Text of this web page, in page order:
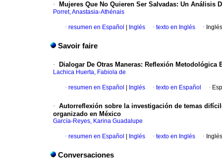
· Mujeres Que No Quieren Ser Salvadas: Un Análisis
Porret, Anastasia-Athénais
· resumen en Español Inglés · texto en Inglés ·
Savoir faire
· Dialogar De Otras Maneras: Reflexión
Lachica Huerta, Fabiola de
· resumen en Español Inglés · texto en Español ·
· Autorreflexión sobre la investigación de temas
organizado en México
García-Reyes, Karina Guadalupe
· resumen en Español Inglés · texto en Inglés ·
Conversaciones